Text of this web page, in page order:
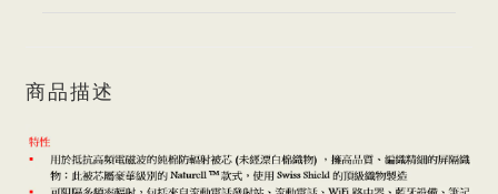
商品描述